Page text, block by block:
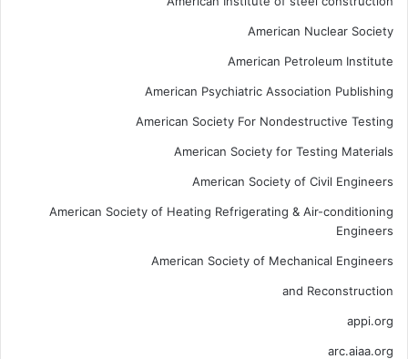
American Nuclear Society
American Petroleum Institute
American Psychiatric Association Publishing
American Society For Nondestructive Testing
American Society for Testing Materials
American Society of Civil Engineers
American Society of Heating Refrigerating & Air-conditioning
Engineers
American Society of Mechanical Engineers
and Reconstruction
appi.org
arc.aiaa.org